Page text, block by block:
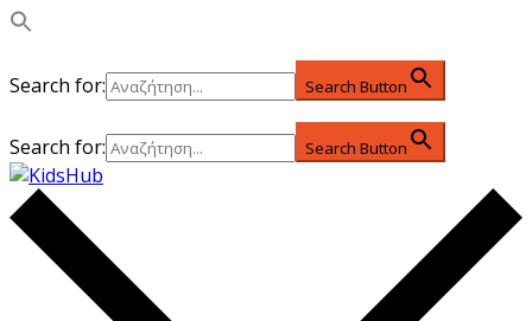
Search for: Search Button
Search for: Search Button